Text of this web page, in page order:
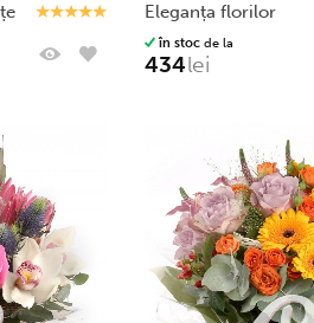
eleganța florilor
în stoc de la
434lei